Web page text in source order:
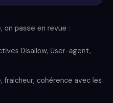
on passe en revue :
Disallow, User-agent,
fraicheur, cohérence avec les